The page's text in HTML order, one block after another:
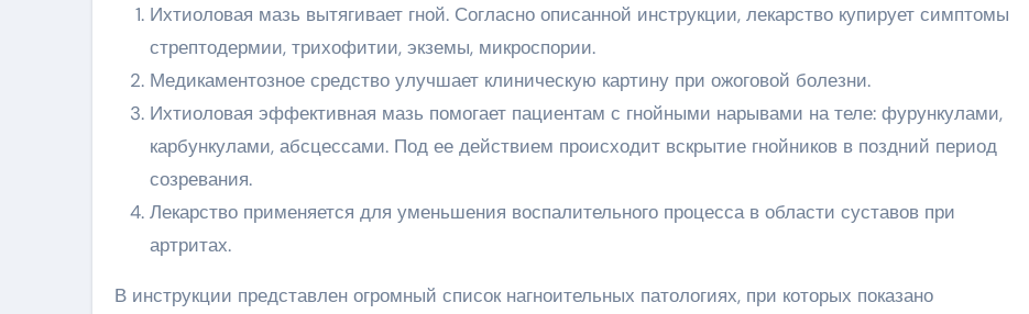
Ихтиоловая мазь вытягивает гной. Согласно описанной инструкции, лекарство купирует симптомы
стрептодермии, трихофитии, экземы, микроспории.
Медикаментозное средство улучшает клиническую картину при ожоговой болезни.
Ихтиоловая эффективная мазь помогает пациентам с гнойными нарывами на теле: фурункулами,
карбункулами, абсцессами. Под ее действием происходит вскрытие гнойников в поздний период
созревания.
Лекарство применяется для уменьшения воспалительного процесса в области суставов при
артритах.
В инструкции представлен огромный список нагноительных патологиях, при которых показано